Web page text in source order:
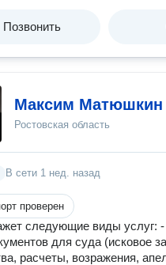
Позвонить
Максим Матюшкин
Ростовская область
В сети 1 нед. назад
проверен
следующие виды услуг: -
для суда (исковое
расчеты, возражения,